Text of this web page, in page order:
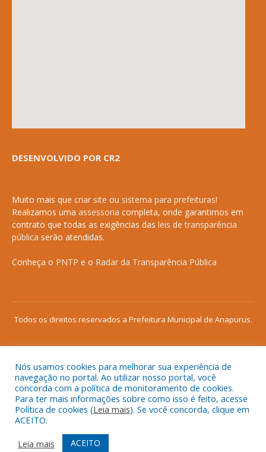
DESENVOLVIDO POR CR2
Muito mais que criar site ou sistema para prefeituras!
Realizamos uma assessoria completa, onde garantimos em
contrato que todas as exigências das leis de transparência
pública serão atendidas.
Conheça o PNTP e o Radar da Transparência Pública
Todos os direitos reservados a Prefeitura Municipal de Anapurus.
Mapa do Site
Acessar Área Administrativa
Acessar o Webmail
Nós usamos cookies para melhorar sua experiência de
navegação no portal. Ao utilizar nosso portal, você
concorda com a política de monitoramento de cookies.
Para ter mais informações sobre como isso é feito, acesse
Política de cookies (Leia mais). Se você concorda, clique em
ACEITO.
Leia mais
ACEITO